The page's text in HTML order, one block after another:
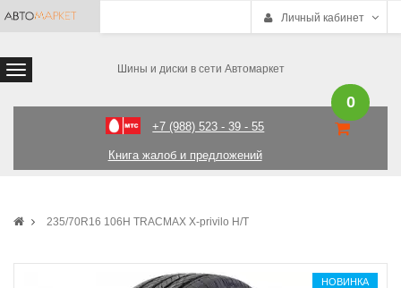
Личный кабинет
Шины и диски в сети Автомаркет
+7 (988) 523 - 39 - 55
Книга жалоб и предложений
0
235/70R16 106H TRACMAX X-privilo H/T
НОВИНКА